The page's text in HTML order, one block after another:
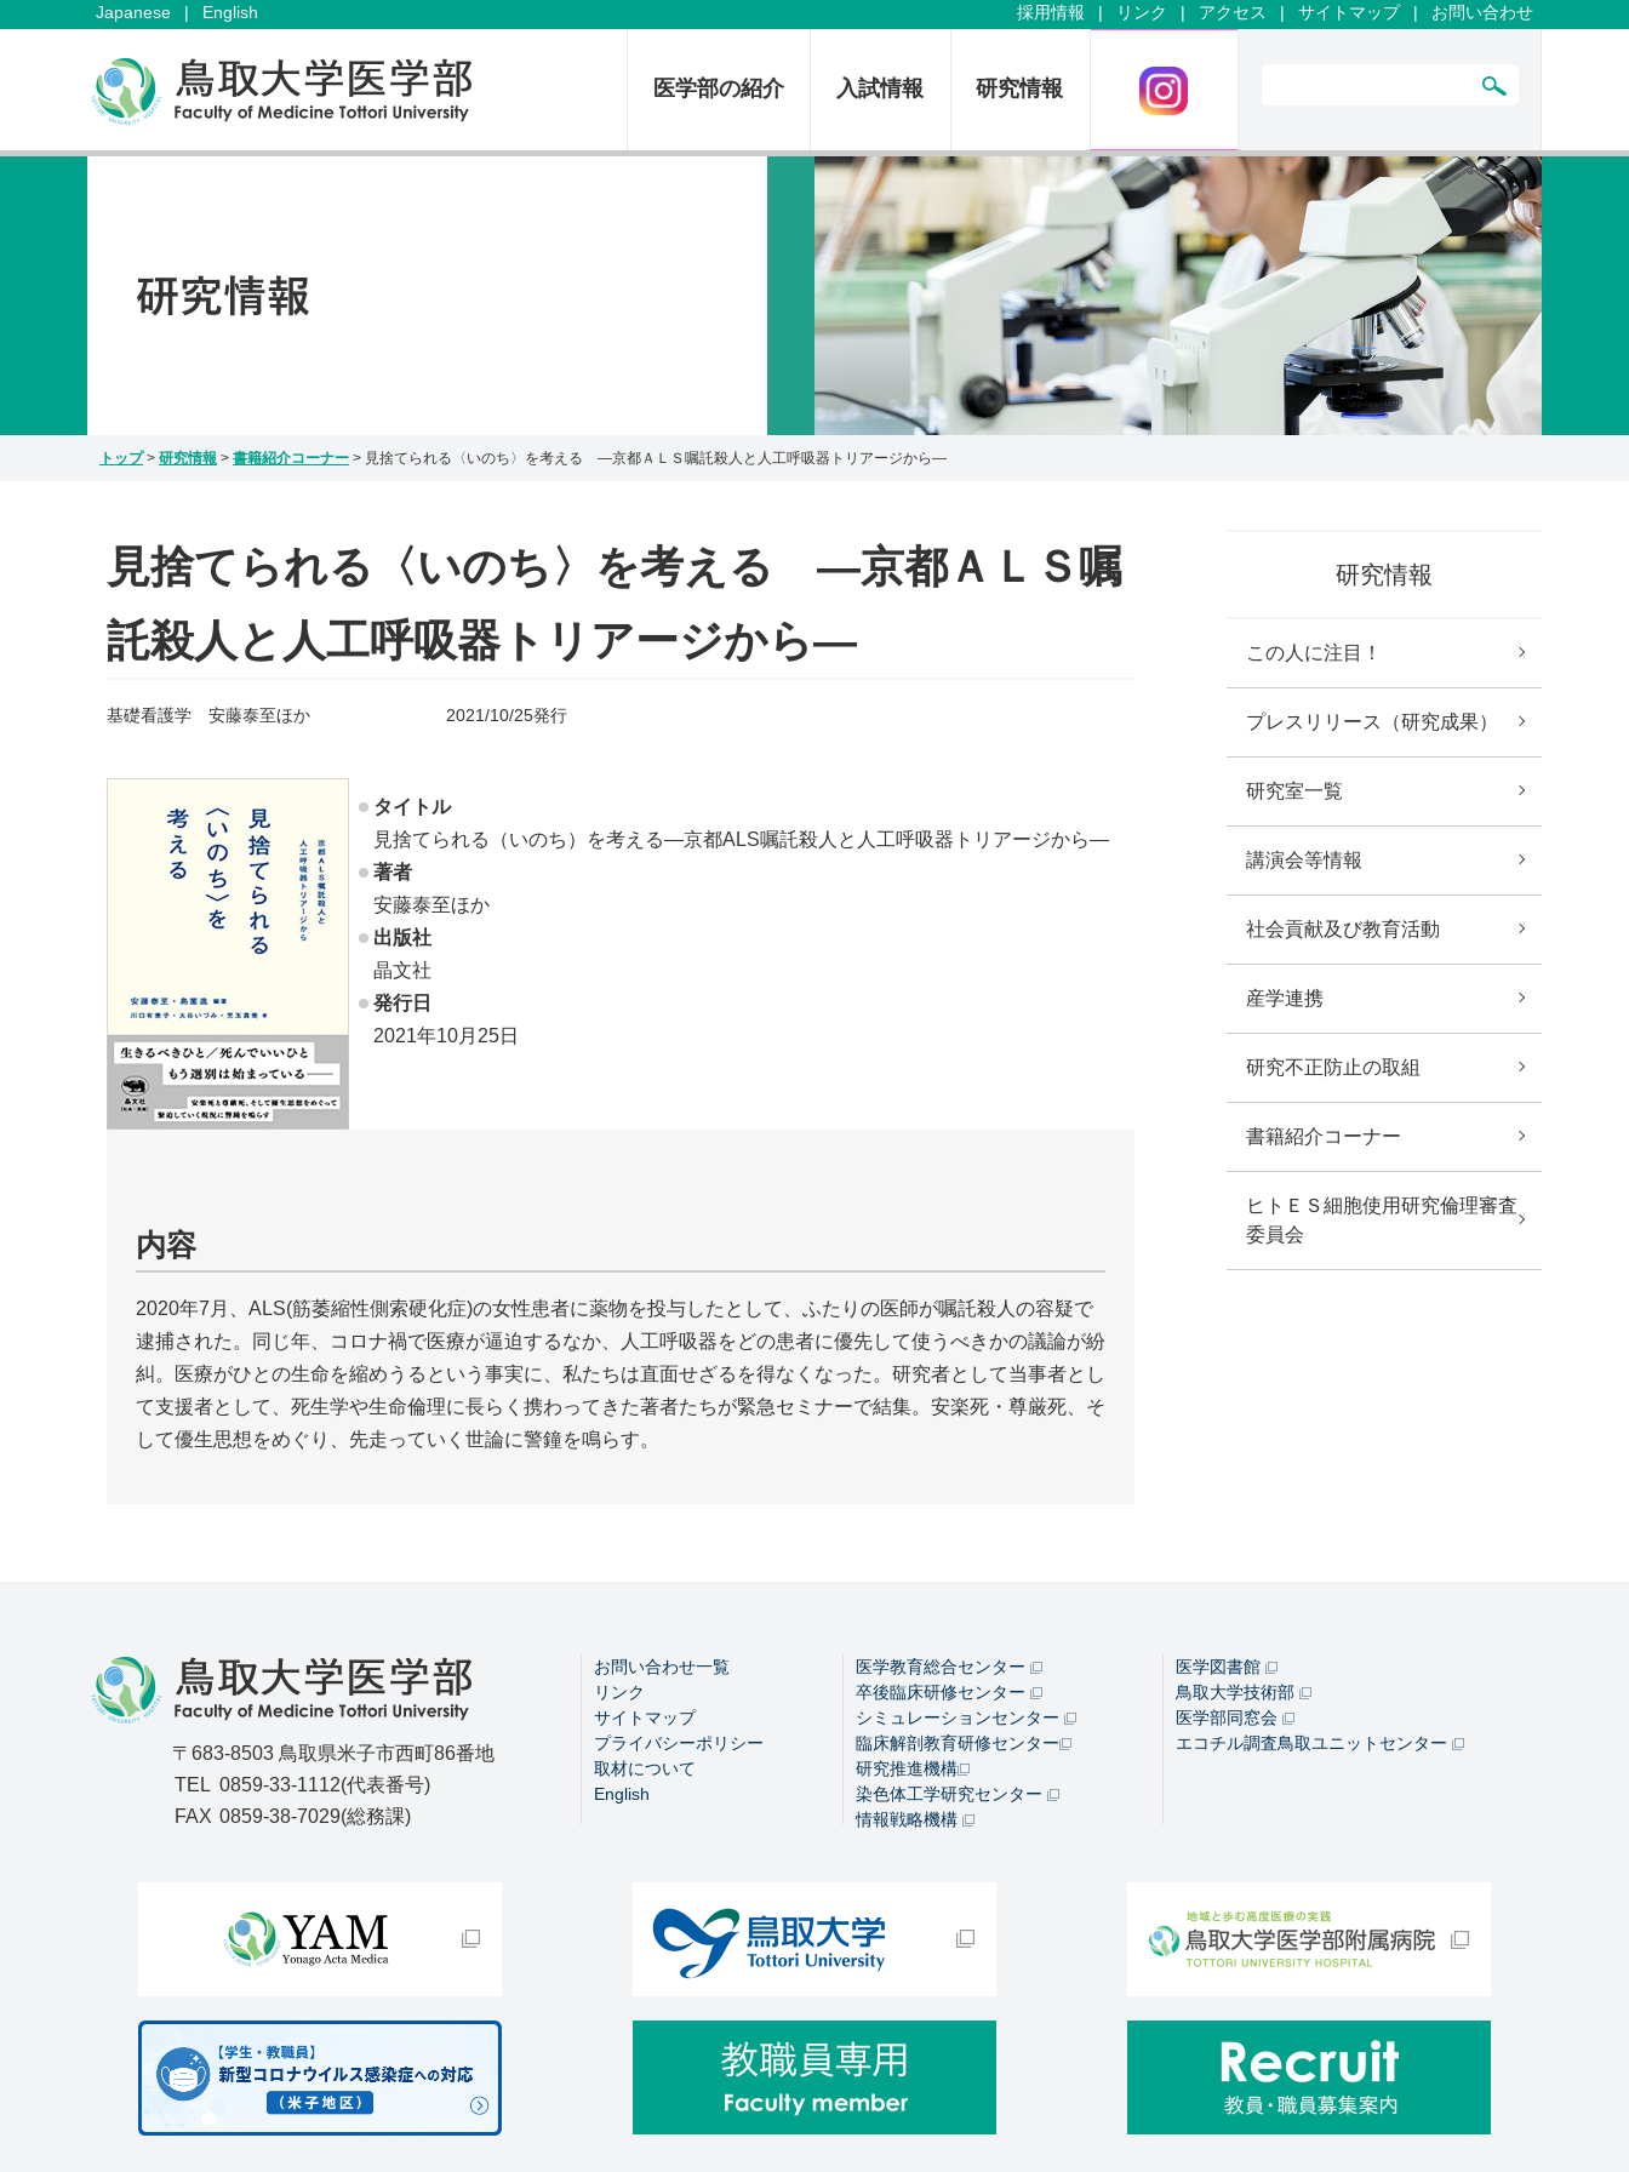
Japanese | English 採用情報 | リンク | アクセス | サイトマップ | お問い合わせ
医学部の紹介 入試情報 研究情報
トップ > 研究情報 > 書籍紹介コーナー > 見捨てられる〈いのち〉を考える ―京都ＡＬＳ嘱託殺人と人工呼吸器トリアージから―
見捨てられる〈いのち〉を考える ―京都ＡＬＳ嘱
託殺人と人工呼吸器トリアージから―
基礎看護学 安藤泰至ほか 2021/10/25発行
タイトル
見捨てられる（いのち）を考える―京都ALS嘱託殺人と人工呼吸器トリアージから―
著者
安藤泰至ほか
出版社
晶文社
発行日
2021年10月25日
内容
2020年7月、ALS(筋萎縮性側索硬化症)の女性患者に薬物を投与したとして、ふたりの医師が嘱託殺人の容疑で
逮捕された。同じ年、コロナ禍で医療が逼迫するなか、人工呼吸器をどの患者に優先して使うべきかの議論が紛
糾。医療がひとの生命を縮めうるという事実に、私たちは直面せざるを得なくなった。研究者として当事者とし
て支援者として、死生学や生命倫理に長らく携わってきた著者たちが緊急セミナーで結集。安楽死・尊厳死、そ
して優生思想をめぐり、先走っていく世論に警鐘を鳴らす。
研究情報
この人に注目！
プレスリリース（研究成果）
研究室一覧
講演会等情報
社会貢献及び教育活動
産学連携
研究不正防止の取組
書籍紹介コーナー
ヒトＥＳ細胞使用研究倫理審査
委員会
〒683-8503 鳥取県米子市西町86番地
TEL 0859-33-1112(代表番号)
FAX 0859-38-7029(総務課)
お問い合わせ一覧
リンク
サイトマップ
プライバシーポリシー
取材について
English
医学教育総合センター
卒後臨床研修センター
シミュレーションセンター
臨床解剖教育研修センター
研究推進機構
染色体工学研究センター
情報戦略機構
医学図書館
鳥取大学技術部
医学部同窓会
エコチル調査鳥取ユニットセンター